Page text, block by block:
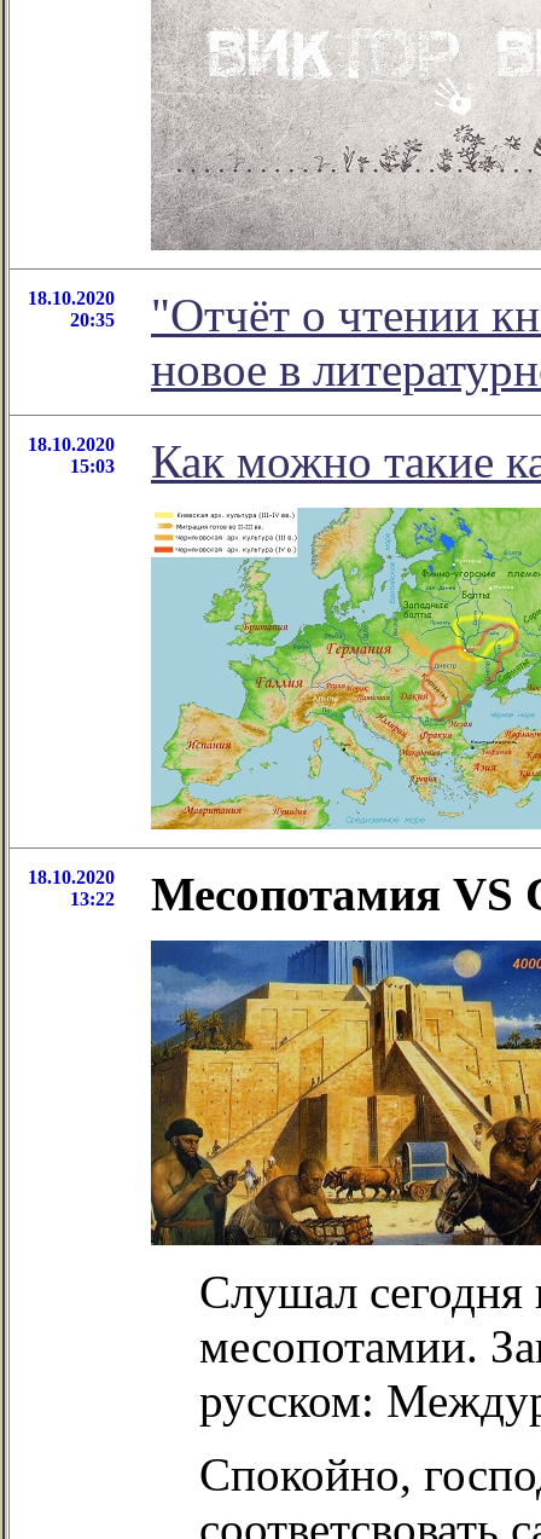
18.10.2020
20:35
"Отчёт о чтении
новое в
18.10.2020
15:03
Как можно такие
18.10.2020
13:22
Месопотамия VS
Слушал сегодня
месопотамии.
русском:
Спокойно,